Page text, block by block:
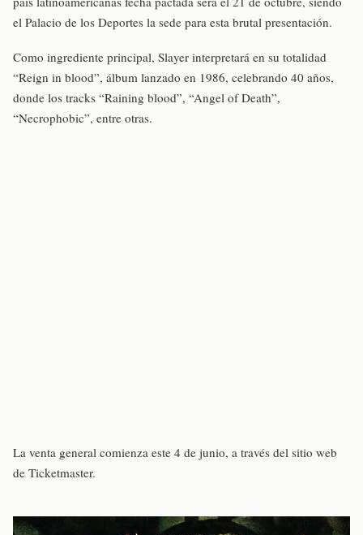
el Palacio de los Deportes la sede para esta brutal presentación.
Como ingrediente principal, Slayer interpretará en su totalidad
“Reign in blood”, álbum lanzado en 1986, celebrando 40 años,
donde los tracks “Raining blood”, “Angel of Death”,
“Necrophobic”, entre otras.
La venta general comienza este 4 de junio, a través del sitio web
de Ticketmaster.